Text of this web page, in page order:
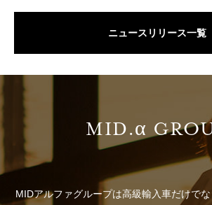
ニュースリリース一覧
MID.α
MIDアルファグループは高級輸入車だけで